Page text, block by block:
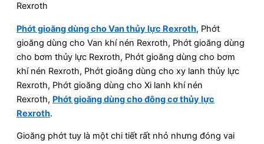
Rexroth
Phớt gioăng dùng cho Van thủy lực Rexroth, Phớt
gioăng dùng cho Van khí nén Rexroth, Phớt gioăng dùng
cho bơm thủy lực Rexroth, Phớt gioăng dùng cho bơm
khí nén Rexroth, Phớt gioăng dùng cho xy lanh thủy lực
Rexroth, Phớt gioăng dùng cho Xi lanh khí nén
Rexroth, Phớt gioăng dùng cho đông cơ thủy lực
Rexroth.
Gioăng phớt tuy là một chi tiết rất nhỏ nhưng đóng vai